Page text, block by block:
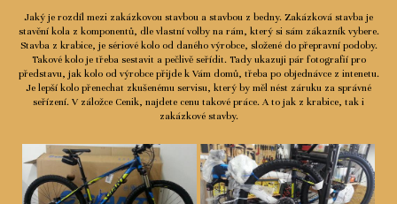
Jaký je rozdíl mezi zakázkovou stavbou a stavbou z bedny. Zakázková stavba je
stavění kola z komponentů, dle vlastní volby na rám, který si sám zákazník vybere.
Stavba z krabice, je sériové kolo od daného výrobce, složené do přepravní podoby.
Takové kolo je třeba sestavit a pečlivě seřídit. Tady ukazuji pár fotografií pro
představu, jak kolo od výrobce přijde k Vám domů, třeba po objednávce z intenetu.
Je lepší kolo přenechat zkušenému servisu, který by měl nést záruku za správné
seřízení. V záložce Cenik, najdete cenu takové práce. A to jak z krabice, tak i
zakázkové stavby.